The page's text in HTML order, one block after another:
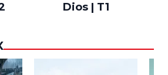
Dios | T1